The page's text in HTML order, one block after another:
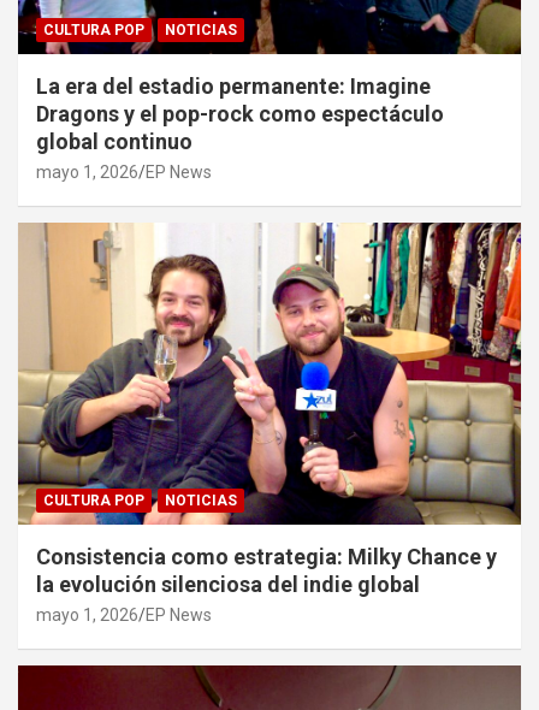
CULTURA POP NOTICIAS
La era del estadio permanente: Imagine
Dragons y el pop-rock como espectáculo
global continuo
mayo 1, 2026 EP News
CULTURA POP NOTICIAS
Consistencia como estrategia: Milky Chance y
la evolución silenciosa del indie global
mayo 1, 2026 EP News